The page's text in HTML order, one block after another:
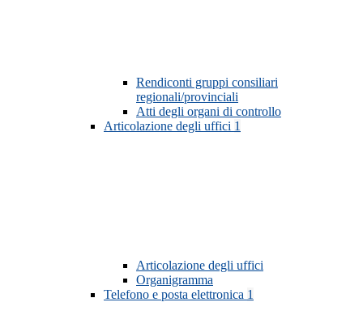
Rendiconti gruppi consiliari
regionali/provinciali
Atti degli organi di controllo
Articolazione degli uffici 1
Articolazione degli uffici
Organigramma
Telefono e posta elettronica 1